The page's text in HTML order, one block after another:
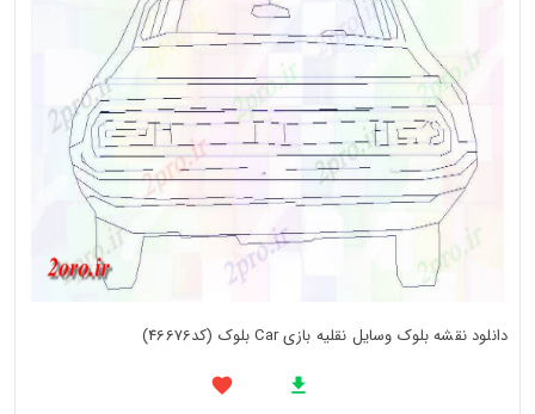
دانلود نقشه بلوک وسایل نقلیه بازی Car بلوک (کد46676)